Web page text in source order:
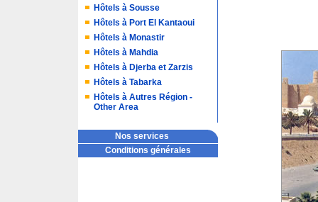
Hôtels à Sousse
Hôtels à Port El Kantaoui
Hôtels à Monastir
Hôtels à Mahdia
Hôtels à Djerba et Zarzis
Hôtels à Tabarka
Hôtels à Autres Région -
Other Area
Nos services
Conditions générales